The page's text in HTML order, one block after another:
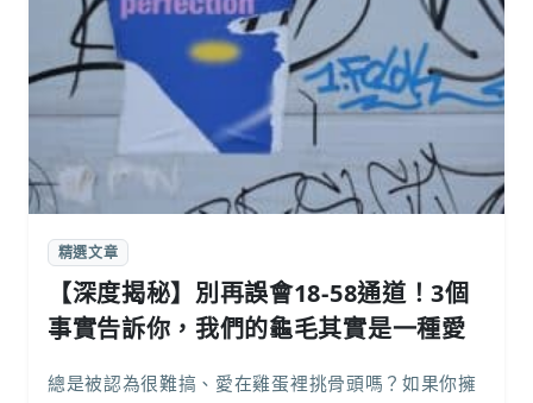
精選文章
【深度揭秘】別再誤會18-58通道！3個
事實告訴你，我們的龜毛其實是一種愛
總是被認為很難搞、愛在雞蛋裡挑骨頭嗎？如果你擁